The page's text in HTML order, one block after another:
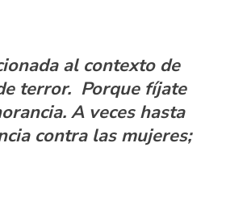
al contexto de
terror. Porque fíjate
A veces hasta
contra las mujeres;